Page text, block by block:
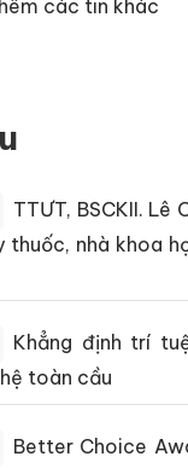
các tin khác
TTƯT, BSCKII. Lê
thuốc, nhà khoa
Khẳng định trí
toàn cầu
Better Choice